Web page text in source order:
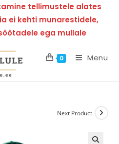
tellimustele alates
ei kehti munarestidele,
ega mullale
0 Menu
Next Product